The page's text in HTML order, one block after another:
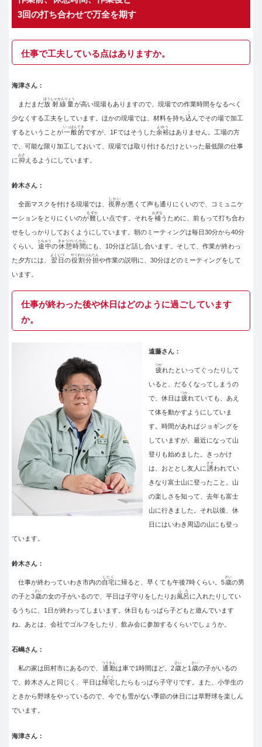
3回の打ち合わせで万全を期す
仕事で工夫している点はありますか。
海津さん：
まだまだ放射線量
ほうしゃせんりょう
が高い現場もありますので、現場での作業時間をなるべく
少なくする工夫をしています。ほかの現場では、材料を持ち込
こ
んでその場で加工
するということが一般的
いっぱんてき
ですが、1Fではそうした余裕
よゆう
はありません。工場の方
で、可能な限り加工しておいて、現場では取り付けるだけといった最低限の仕事
に抑
おさ
えるようにしています。
鈴木さん：
全面マスクを付ける現場では、 視界
しかい
が悪くて声も通りにくいので、コミュニケ
ーションをとりにくいのが難
むずか
しい点です。それを補
おぎな
うために、前もって打ち合わ
せをしっかりしておくようにしています。朝のミーティングは毎日30分から40分
くらい。 途中
とちゅう
の休憩時間
きゅうけいじかん
にも、10分ほど話し合います。そして、作業が終わっ
た夕方には、 翌日
よくじつ
の役割分担
やくわりぶんたん
や作業の説明に、30分ほどのミーティングをして
います。
仕事が終わった後や休日はどのように過ごしています
か。
遠藤さん：
疲
つか
れたといってぐったりして
いると、だるくなってしまうの
で、休日は疲
つか
れていても、あえ
て体を動かすようにしていま
す。時間があればジョギングを
していますが、最近になって山
登りも始めました。きっかけ
は、おととし友人に誘
さそ
われてい
きなり富士山に登ったこと。山
の楽しさを知って、去年も富士
山に行きました。それ以後、休
日にはいわき周辺の山にも登っ
ています。
鈴木さん：
仕事が終わっていわき市内の自宅
じたく
に帰ると、早くても午後7時くらい。5歳
さい
の男
の子と3歳
さい
の女の子がいるので、平日は子守りをしたりお 風呂
ふろ
に入れたりしてい
るうちに、1日が終わってしまいます。休日ももっぱら子どもと遊んでいます
ね。あとは、会社でゴルフをしたり、飲み会に参加するくらいでしょうか。
石嶋さん：
私の家は田村市にあるので、 通勤
つうきん
は車で1時間ほど。2歳
さい
と1歳
さい
の子がいるの
で、鈴木さんと同じく、平日は帰宅
きたく
したらもっぱら子守りです。また、小学生の
ときから野球をやっているので、今でも雪がない季節の休日には草野球を楽しん
でいます。
海津さん：